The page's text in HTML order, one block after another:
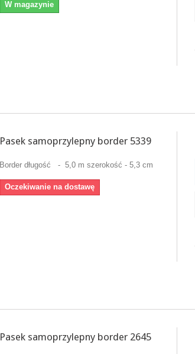
W magazynie
Pasek samoprzylepny border 5339
Border długość - 5,0 m szerokość - 5,3 cm
Oczekiwanie na dostawę
Pasek samoprzylepny border 2645